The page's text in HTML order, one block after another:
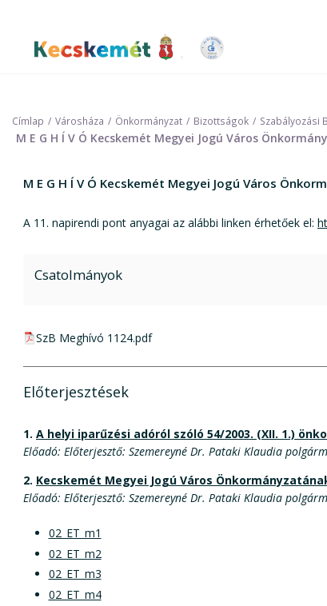
tartalomra
Kecskemét Város Honlapja
Címlap Városháza Önkormányzat Bizottságok Szabályozási
M E G H Í V Ó Kecskemét Megyei Jogú Város
M E G H Í V Ó Kecskemét Megyei Jogú Város
A 11. napirendi pont anyagai az alábbi linken érhetőek el:
Csatolmányok
pdf csatolmány:
SzB Meghívó 1124.pdf
Előterjesztések
1. A helyi iparűzési adóról szóló 54/2003. (XII. 1.)
Előadó: Előterjesztő: Szemereyné Dr. Pataki Klaudia
2. Kecskemét Megyei Jogú Város
Előadó: Előterjesztő: Szemereyné Dr. Pataki Klaudia
02_ET_m1
02_ET_m2
02_ET_m3
02_ET_m4